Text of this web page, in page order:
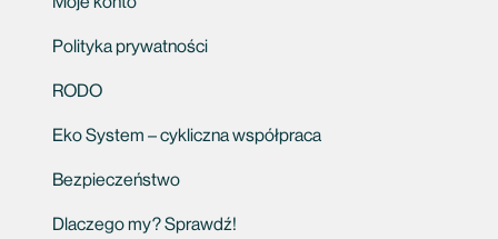
Polityka prywatności
RODO
Eko System – cykliczna współpraca
Bezpieczeństwo
Dlaczego my? Sprawdź!